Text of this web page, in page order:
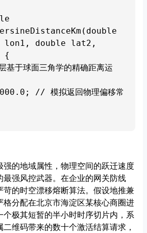
lon1, double lat2,
{
强的地域属性，物理空间的跃迁速度
最强风控武器。在企业的网关防线
苛的时空漂移熔断算法。假设地推兼
格分配在北京市海淀区某核心商圈进
个极其短暂的半小时时序切片内，系
维码带来的数十个激活结算请求，